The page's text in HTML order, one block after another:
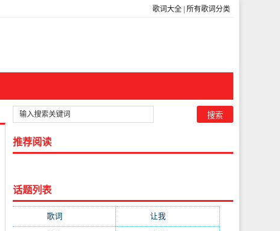
歌词大全 所有歌词分类
推荐阅读
话题列表
歌词 让我